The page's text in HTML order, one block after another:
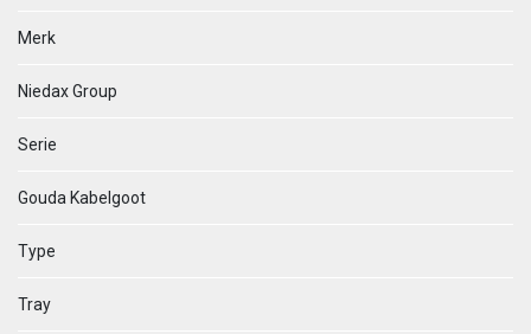
Merk
Niedax Group
Serie
Gouda Kabelgoot
Type
Tray